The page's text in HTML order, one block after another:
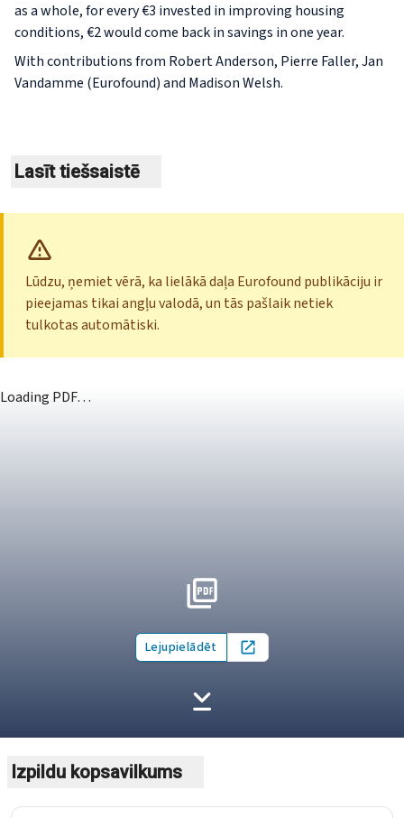
as a whole, for every €3 invested in improving housing
conditions, €2 would come back in savings in one year.
With contributions from Robert Anderson, Pierre Faller, Jan
Vandamme (Eurofound) and Madison Welsh.
Lasīt tiešsaistē
Lūdzu, ņemiet vērā, ka lielākā daļa Eurofound publikāciju ir
pieejamas tikai angļu valodā, un tās pašlaik netiek
tulkotas automātiski.
Loading PDF…
Lejupielādēt Open in new tab
Izpildu kopsavilkums